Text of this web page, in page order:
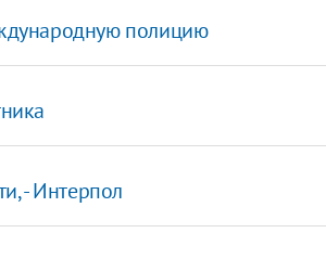
полицию
- Интерпол